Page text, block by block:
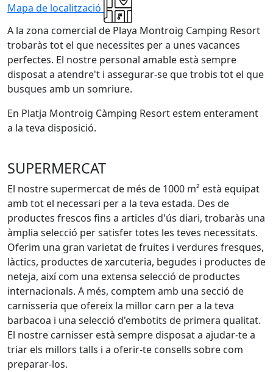
Mapa de localització
A la zona comercial de Playa Montroig Camping Resort
trobaràs tot el que necessites per a unes vacances
perfectes. El nostre personal amable està sempre
disposat a atendre't i assegurar-se que trobis tot el que
busques amb un somriure.
En Platja Montroig Càmping Resort estem enterament
a la teva disposició.
SUPERMERCAT
El nostre supermercat de més de 1000 m² està equipat
amb tot el necessari per a la teva estada. Des de
productes frescos fins a articles d'ús diari, trobaràs una
àmplia selecció per satisfer totes les teves necessitats.
Oferim una gran varietat de fruites i verdures fresques,
làctics, productes de xarcuteria, begudes i productes de
neteja, així com una extensa selecció de productes
internacionals. A més, comptem amb una secció de
carnisseria que ofereix la millor carn per a la teva
barbacoa i una selecció d'embotits de primera qualitat.
El nostre carnisser està sempre disposat a ajudar-te a
triar els millors talls i a oferir-te consells sobre com
preparar-los.